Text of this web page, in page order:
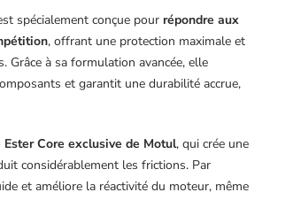
spécialement conçue pour répondre aux
, offrant une protection maximale et
à sa formulation avancée, elle
et garantit une durabilité accrue,
Core exclusive de Motul, qui crée une
considérablement les frictions. Par
et améliore la réactivité du moteur, même